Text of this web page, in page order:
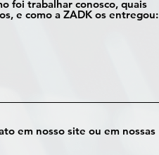
foi trabalhar conosco, quais
e como a ZADK os entregou:
em nosso site ou em nossas